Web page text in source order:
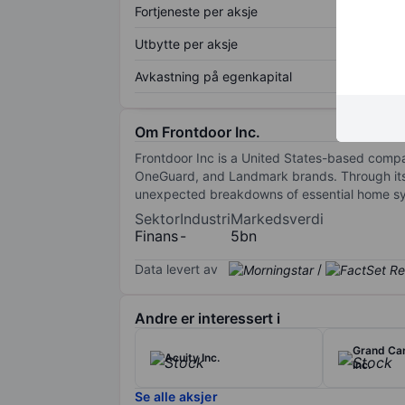
Fortjeneste per aksje
Utbytte per aksje
Avkastning på egenkapital
Om Frontdoor Inc.
Frontdoor Inc is a United States-based
OneGuard, and Landmark brands. Through
unexpected breakdowns of essential home
Sektor
Finans
Industri
-
Markedsverdi
5bn
Data levert av /
Andre er interessert i
Acuity Inc.
Grand
Inc.
Se alle aksjer